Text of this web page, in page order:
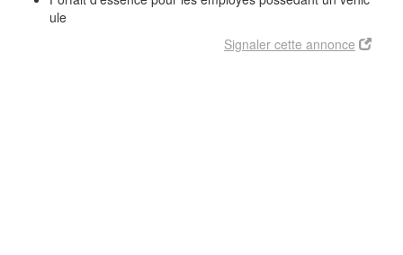
ule
Signaler cette annonce